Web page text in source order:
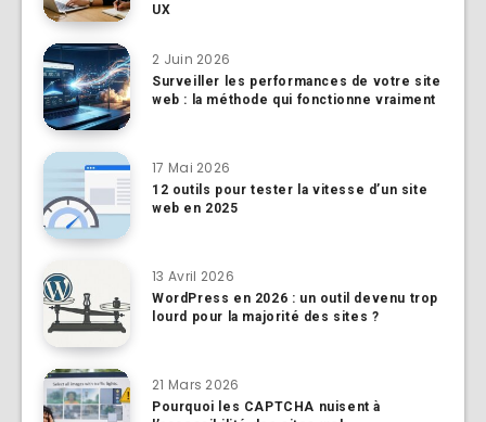
UX
2 Juin 2026
Surveiller les performances de votre site
web : la méthode qui fonctionne vraiment
17 Mai 2026
12 outils pour tester la vitesse d’un site
web en 2025
13 Avril 2026
WordPress en 2026 : un outil devenu trop
lourd pour la majorité des sites ?
21 Mars 2026
Pourquoi les CAPTCHA nuisent à